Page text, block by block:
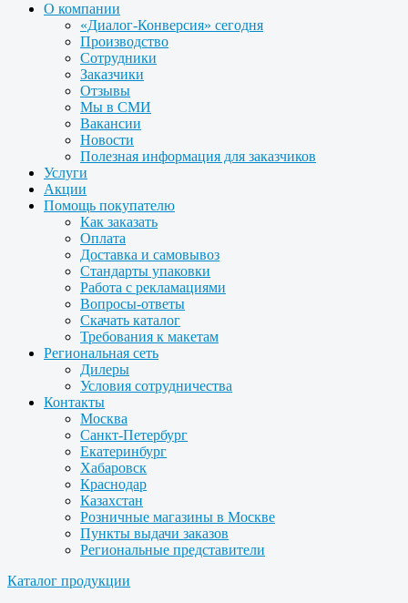
О компании
«Диалог-Конверсия» сегодня
Производство
Сотрудники
Заказчики
Отзывы
Мы в СМИ
Вакансии
Новости
Полезная информация для заказчиков
Услуги
Акции
Помощь покупателю
Как заказать
Оплата
Доставка и самовывоз
Стандарты упаковки
Работа с рекламациями
Вопросы-ответы
Скачать каталог
Требования к макетам
Региональная сеть
Дилеры
Условия сотрудничества
Контакты
Москва
Санкт-Петербург
Екатеринбург
Хабаровск
Краснодар
Казахстан
Розничные магазины в Москве
Пункты выдачи заказов
Региональные представители
Каталог продукции